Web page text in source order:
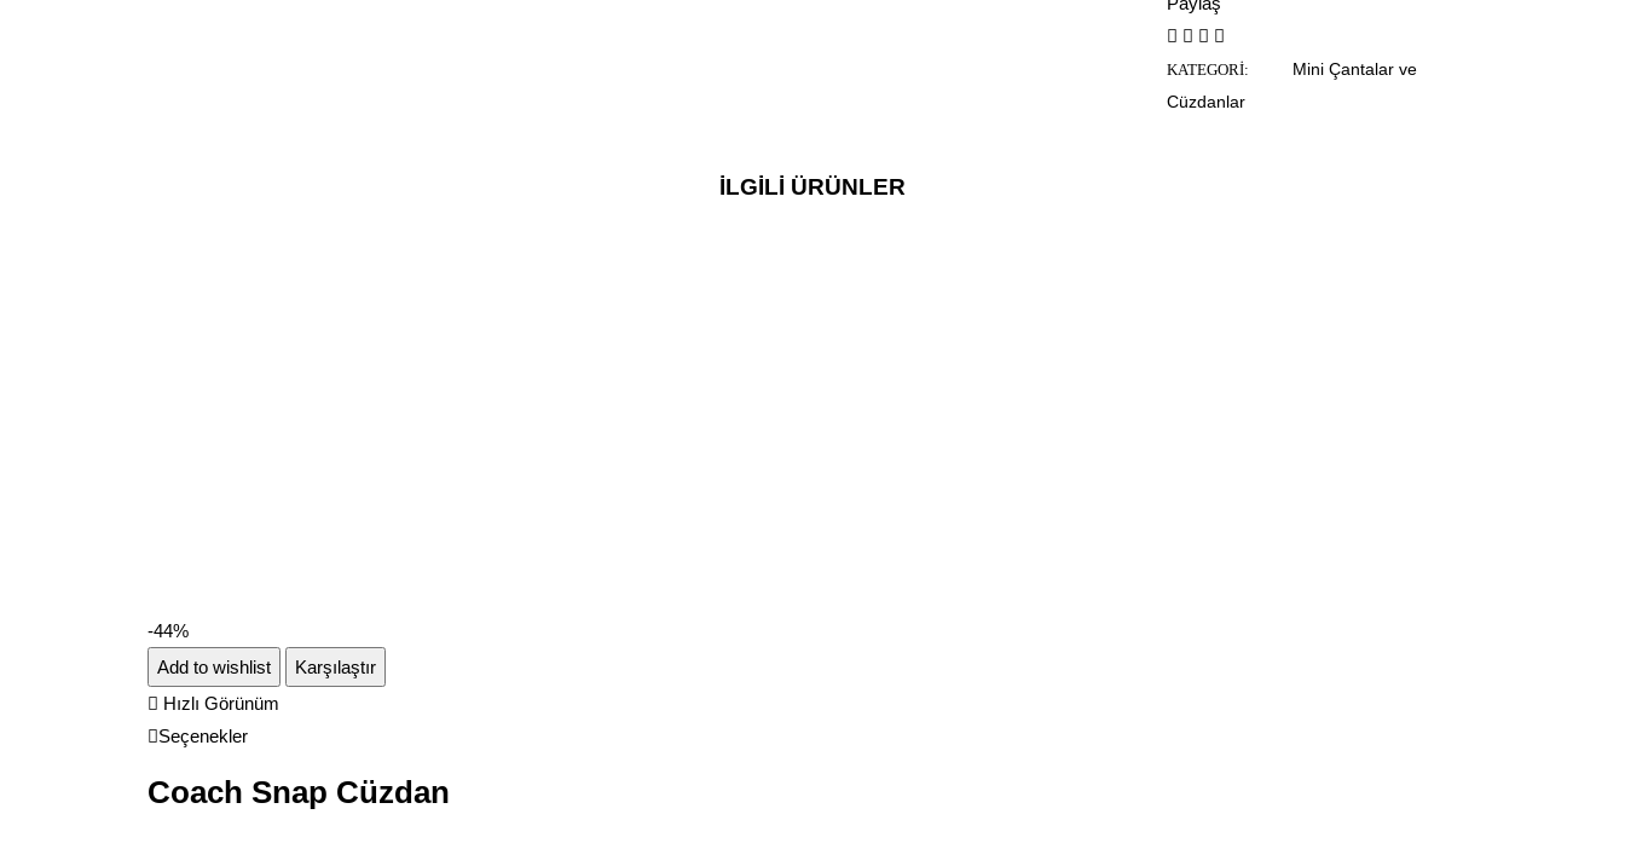
KATEGORI:
Mini Çantalar ve
Cüzdanlar
İLGILI ÜRÜNLER
-44%
Add to wishlist
Karşılaştır
Hızlı Görünüm
Seçenekler
Coach Snap Cüzdan